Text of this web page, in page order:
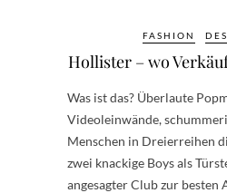
FASHION
Hollister – wo
Was ist das? Überlaute
Videoleinwände,
Menschen in Dreierreihen
zwei knackige Boys als
angesagter Club zur besten